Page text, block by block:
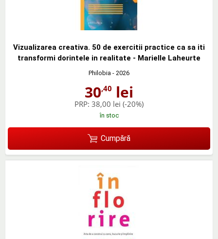
Vizualizarea creativa. 50 de exercitii practice ca sa iti
transformi dorintele in realitate - Marielle Laheurte
Philobia - 2026
30,40 lei
PRP: 38,00 lei (-20%)
în stoc
Cumpără